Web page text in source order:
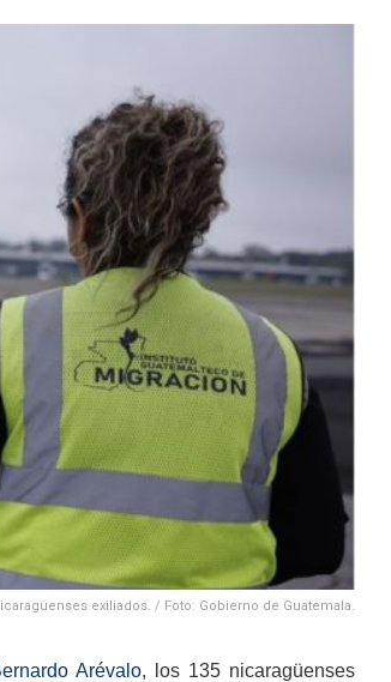
exiliados. / Foto: Gobierno de Guatemala.
Arévalo, los 135 nicaragüenses